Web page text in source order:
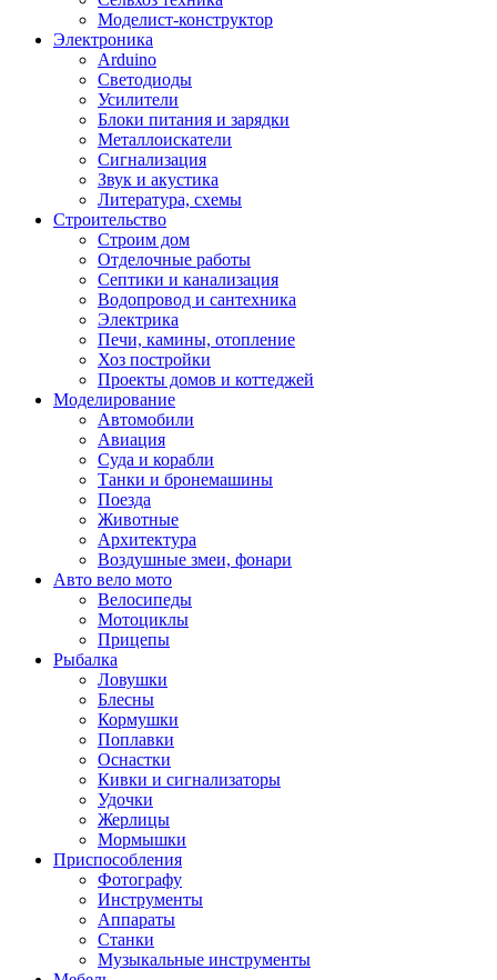
Моделист-конструктор
Электроника
Arduino
Светодиоды
Усилители
Блоки питания и зарядки
Металлоискатели
Сигнализация
Звук и акустика
Литература, схемы
Строительство
Строим дом
Отделочные работы
Септики и канализация
Водопровод и сантехника
Электрика
Печи, камины, отопление
Хоз постройки
Проекты домов и коттеджей
Моделирование
Автомобили
Авиация
Суда и корабли
Танки и бронемашины
Поезда
Животные
Архитектура
Воздушные змеи, фонари
Авто вело мото
Велосипеды
Мотоциклы
Прицепы
Рыбалка
Ловушки
Блесны
Кормушки
Поплавки
Оснастки
Кивки и сигнализаторы
Удочки
Жерлицы
Мормышки
Приспособления
Фотографу
Инструменты
Аппараты
Станки
Музыкальные инструменты